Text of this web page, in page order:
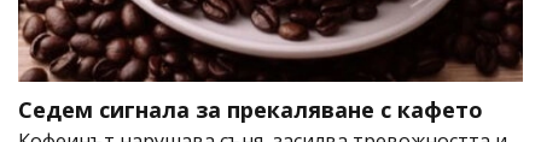
Седем сигнала за прекаляване с кафето